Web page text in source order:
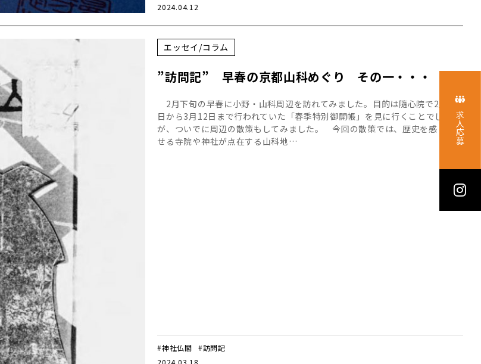
求人応募
2024.04.12
エッセイ/コラム
”訪問記” 早春の京都山科めぐり その一・・・
2月下旬の早春に小野・山科周辺を訪れてみました。目的は隨心院で2月17
日から3月12日まで行われていた「春季特別御開帳」を見に行くことでした
が、ついでに周辺の散策もしてみました。 今回の散策では、歴史を感じさ
せる寺院や神社が点在する山科地…
#神社仏閣
#訪問記
2024.03.18